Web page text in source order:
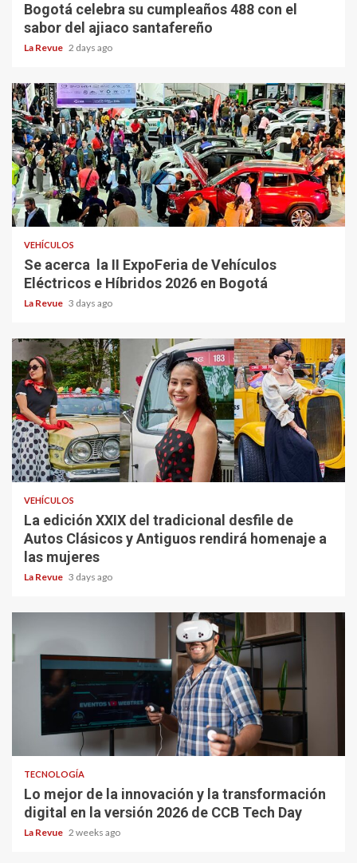
Bogotá celebra su cumpleaños 488 con el
sabor del ajiaco santafereño
La Revue 2 days ago
VEHÍCULOS
Se acerca la II ExpoFeria de Vehículos
Eléctricos e Híbridos 2026 en Bogotá
La Revue 3 days ago
VEHÍCULOS
La edición XXIX del tradicional desfile de
Autos Clásicos y Antiguos rendirá homenaje a
las mujeres
La Revue 3 days ago
TECNOLOGÍA
Lo mejor de la innovación y la transformación
digital en la versión 2026 de CCB Tech Day
La Revue 2 weeks ago